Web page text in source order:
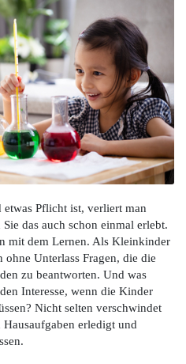
Pflicht ist, verliert man
das auch schon einmal erlebt.
mit dem Lernen. Als Kleinkinder
Unterlass Fragen, die die
zu beantworten. Und was
Interesse, wenn die Kinder
Nicht selten verschwindet
erledigt und